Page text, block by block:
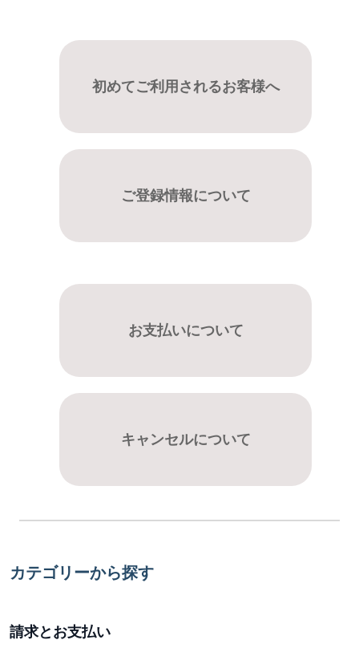
初めてご利用されるお客様へ
ご登録情報について
お支払いについて
キャンセルについて
カテゴリーから探す
請求とお支払い